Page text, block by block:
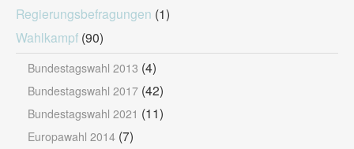
Regierungsbefragungen (1)
Wahlkampf (90)
Bundestagswahl 2013 (4)
Bundestagswahl 2017 (42)
Bundestagswahl 2021 (11)
Europawahl 2014 (7)